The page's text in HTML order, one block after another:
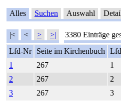
Alles Suchen Auswahl
|< < > >| 3380 Einträge
Lfd-Nr
Seite im Kirchenbuch
1
267 1
2
267 2
3
267 3